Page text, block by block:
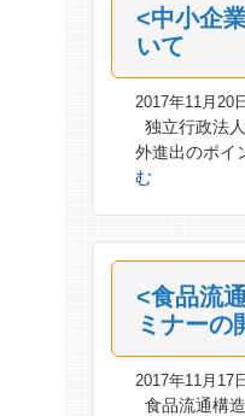
<中小企
いて
2017年11月20日
独立行政法
外進出のポイ
む
<食品流
ミナーの
2017年11月17日
食品流通構